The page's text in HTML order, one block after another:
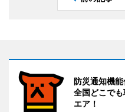
防災通知機
全国どこで
エア！